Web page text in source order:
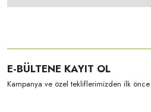
E-BÜLTENE KAYIT OL
Kampanya ve özel tekliflerimizden ilk önce